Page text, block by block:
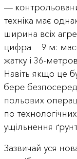
―
техніка має
ширина всіх
цифра — 9 м:
жатку і 36-
Навіть якщо це
бере
польових
по
ущільнення
Зазвичай уся